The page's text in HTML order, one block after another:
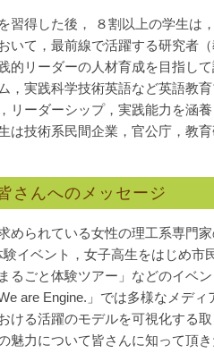
習得した後， ８割以上の学生は
いて，最前線で活躍する研究者
的リーダーの人材育成を目指し
，実践科学技術英語など英語教
リーダーシップ，実践能力を涵
は技術系民間企業，官公庁，教
さんへのメッセージ
められている女性の理工系専門
イベント，女子高生をはじめ
るごと体験ツアー」などのイベ
are Engine.」では多様なメデ
ける活躍のモデルを可視化する
魅力について皆さんに知って頂